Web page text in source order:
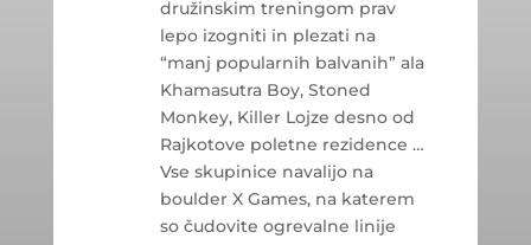
družinskim treningom prav
lepo izogniti in plezati na
“manj popularnih balvanih” ala
Khamasutra Boy, Stoned
Monkey, Killer Lojze desno od
Rajkotove poletne rezidence …
Vse skupinice navalijo na
boulder X Games, na katerem
so čudovite ogrevalne linije